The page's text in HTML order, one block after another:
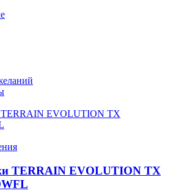
₽
Этот
имеет
Опции
выбрать
на
странице
TERRAIN EVOLUTION TX